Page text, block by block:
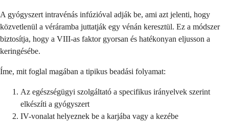
A gyógyszert intravénás infúzióval adják be, ami azt jelenti, hogy
közvetlenül a véráramba juttatják egy vénán keresztül. Ez a módszer
biztosítja, hogy a VIII-as faktor gyorsan és hatékonyan eljusson a
keringésébe.
Íme, mit foglal magában a tipikus beadási folyamat:
Az egészségügyi szolgáltató a specifikus irányelvek szerint
elkészíti a gyógyszert
IV-vonalat helyeznek be a karjába vagy a kezébe